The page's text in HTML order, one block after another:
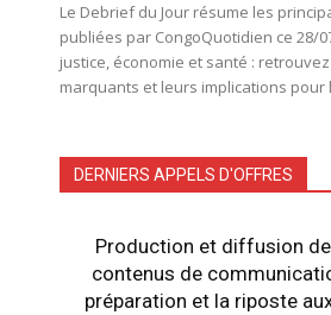
Le Debrief du Jour résume les
publiées par CongoQuotidien ce 28/
justice, économie et santé :
marquants et leurs implications pour
DERNIERS APPELS D'OFFRES
Production et diffusion
contenus de
préparation et la riposte